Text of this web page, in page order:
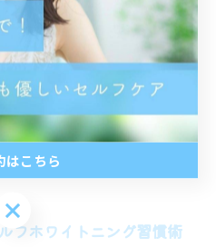
調整した」という声もあり
を長く維持するには、施術
意が必要です。
えめにし、サロンで案内さ
実践することが、理想の白
フホワイトニング習慣術
はこちら
はこちら